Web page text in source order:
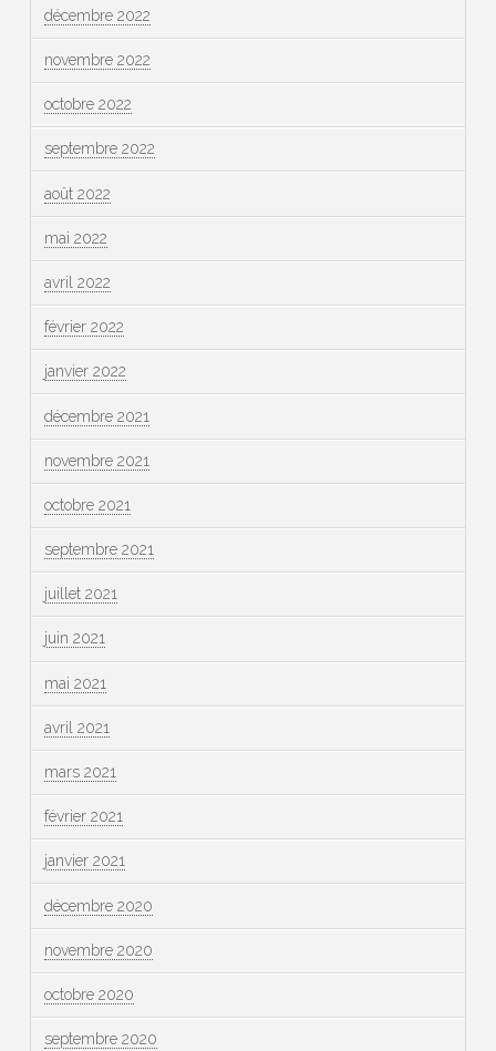
décembre 2022
novembre 2022
octobre 2022
septembre 2022
août 2022
mai 2022
avril 2022
février 2022
janvier 2022
décembre 2021
novembre 2021
octobre 2021
septembre 2021
juillet 2021
juin 2021
mai 2021
avril 2021
mars 2021
février 2021
janvier 2021
décembre 2020
novembre 2020
octobre 2020
septembre 2020